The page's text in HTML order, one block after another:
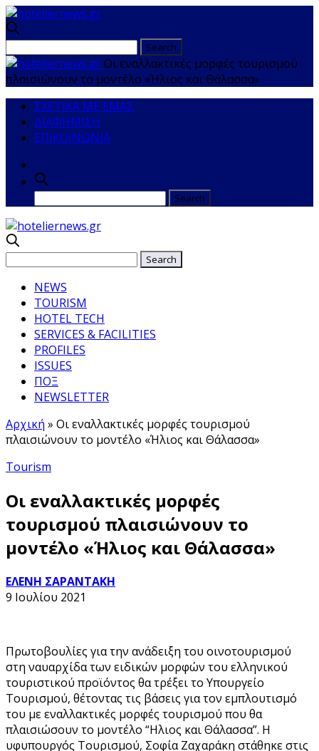
Οι εναλλακτικές μορφές τουρισμού
πλαισιώνουν το μοντέλο «Ήλιος και Θάλασσα»
ΣΧΕΤΙΚΑ ΜΕ ΕΜΑΣ
ΔΙΑΦΗΜΙΣΗ
ΕΠΙΚΟΙΝΩΝΙΑ
NEWS
TOURISM
HOTEL TECH
SERVICES & FACILITIES
PROFILES
ISSUES
ΠΟΞ
NEWSLETTER
Αρχική » Οι εναλλακτικές μορφές τουρισμού
πλαισιώνουν το μοντέλο «Ήλιος και Θάλασσα»
Tourism
Οι εναλλακτικές μορφές
τουρισμού πλαισιώνουν το
μοντέλο «Ήλιος και Θάλασσα»
ΕΛΕΝΗ ΣΑΡΑΝΤΑΚΗ
9 Ιουλίου 2021
Πρωτοβουλίες για την ανάδειξη του οινοτουρισμού
στη ναυαρχίδα των ειδικών μορφών του ελληνικού
τουριστικού προϊόντος θα τρέξει το Υπουργείο
Τουρισμού, θέτοντας τις βάσεις για τον εμπλουτισμό
του με εναλλακτικές μορφές τουρισμού που θα
πλαισιώσουν το μοντέλο “Ηλιος και Θάλασσα”. Η
υφυπουργός Τουρισμού, Σοφία Ζαχαράκη στάθηκε στις